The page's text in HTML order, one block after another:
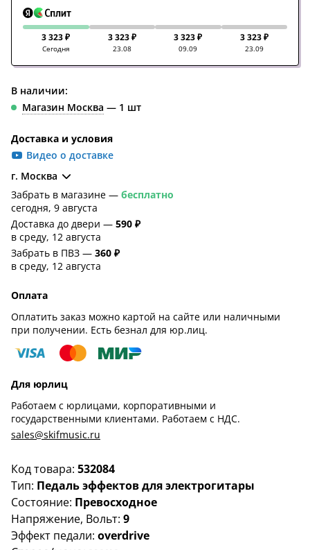
Код товара: 532084
Тип: Педаль эффектов для электрогитары
Состояние: Превосходное
Напряжение, Вольт: 9
Эффект педали: overdrive
3 323 ₽
Сегодня
3 323 ₽
23.08
3 323 ₽
09.09
3 323 ₽
23.09
В наличии:
Магазин Москва — 1 шт
Доставка и условия
Видео о доставке
г. Москва
Забрать в магазине — бесплатно
сегодня, 9 августа
Доставка до двери — 590 ₽
в среду, 12 августа
Забрать в ПВЗ — 360 ₽
в среду, 12 августа
Оплата
Оплатить заказ можно картой на сайте или наличными
при получении. Есть безнал для юр.лиц.
Для юрлиц
Работаем с юрлицами, корпоративными и
государственными клиентами. Работаем с НДС.
sales@skifmusic.ru